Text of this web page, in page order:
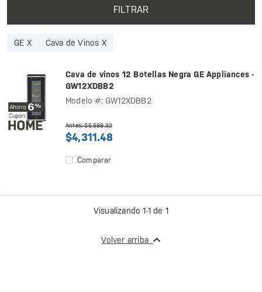
FILTRAR
GE X Cava de Vinos X
Cava de vinos 12 Botellas Negra GE Appliances -
GW12XDBB2
Modelo #: GW12XDBB2
Antes: $5,599.32
$4,311.48
Comparar
Visualizando 1-1 de 1
Volver arriba